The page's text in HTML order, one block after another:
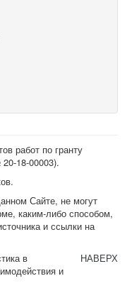
работ по гранту
20-18-00003).
Сайте, не могут
каким-либо способом,
и ссылки на
НАВЕРХ
в
и